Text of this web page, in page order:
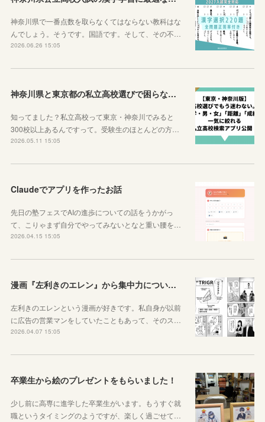
神奈川県で一番点数を取らなくてはならない教科はな
んでしょう。そうです。国語です。そして、その不…
2026.06.26 15:05
神奈川県と東京都の私立高校選びで困らなくなるサイトを紹介するよ！
知ってました？私立高校って東京・神奈川でみると
300校以上あるんですって。受験生のほとんどの方…
2026.05.11 15:05
Claudeでアプリを作ったお話
先日の塾フェスでAIの進歩についての話をうかがっ
て、こりゃまず自分でやってみないとなと重い腰を…
2026.04.15 15:05
漫画『左利きのエレン』から集中力について学ぼう
左利きのエレンという漫画が好きです。私自身が以前
に広告の営業マンをしていたこともあって、そのス…
2026.04.07 15:05
卒業生から絵のプレゼントをもらいました！
少し前に高専に進学した卒業生がいます。もうすぐ就
職というタイミングのようですが、楽しく過ごせて…